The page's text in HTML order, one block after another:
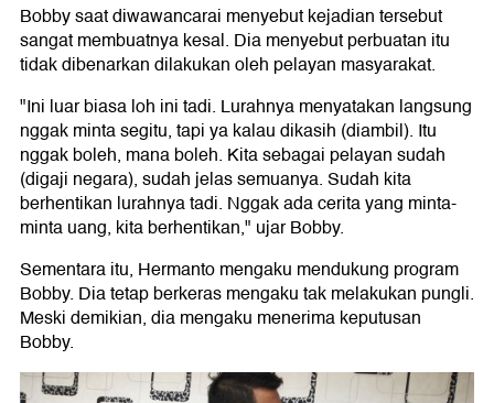
Bobby saat diwawancarai menyebut kejadian tersebut
sangat membuatnya kesal. Dia menyebut perbuatan itu
tidak dibenarkan dilakukan oleh pelayan masyarakat.
"Ini luar biasa loh ini tadi. Lurahnya menyatakan langsung
nggak minta segitu, tapi ya kalau dikasih (diambil). Itu
nggak boleh, mana boleh. Kita sebagai pelayan sudah
(digaji negara), sudah jelas semuanya. Sudah kita
berhentikan lurahnya tadi. Nggak ada cerita yang minta-
minta uang, kita berhentikan," ujar Bobby.
Sementara itu, Hermanto mengaku mendukung program
Bobby. Dia tetap berkeras mengaku tak melakukan pungli.
Meski demikian, dia mengaku menerima keputusan
Bobby.